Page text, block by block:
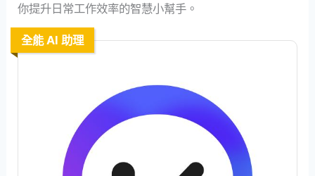
你提升日常工作效率的智慧小幫手。
全能 AI 助理